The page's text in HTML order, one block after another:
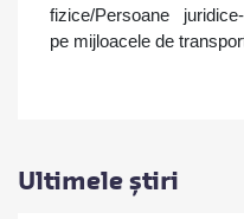
fizice/Persoane
pe mijloacele de
Ultimele știri